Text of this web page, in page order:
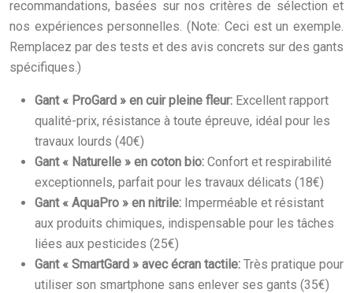
recommandations, basées sur nos critères de sélection et
nos expériences personnelles. (Note: Ceci est un exemple.
Remplacez par des tests et des avis concrets sur des gants
spécifiques.)
Gant « ProGard » en cuir pleine fleur: Excellent rapport
qualité-prix, résistance à toute épreuve, idéal pour les
travaux lourds (40€)
Gant « Naturelle » en coton bio: Confort et respirabilité
exceptionnels, parfait pour les travaux délicats (18€)
Gant « AquaPro » en nitrile: Imperméable et résistant
aux produits chimiques, indispensable pour les tâches
liées aux pesticides (25€)
Gant « SmartGard » avec écran tactile: Très pratique pour
utiliser son smartphone sans enlever ses gants (35€)